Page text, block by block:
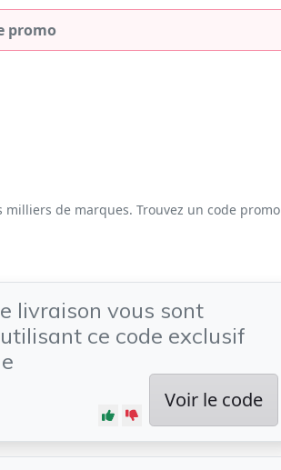
de marques. Trouvez un code promo
livraison vous sont
ce code exclusif
Voir le code